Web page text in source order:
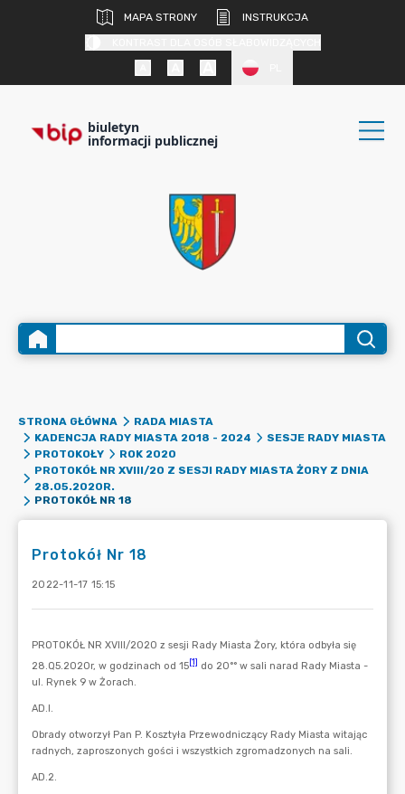
MAPA STRONY
INSTRUKCJA
biuletyn
informacji publicznej
STRONA GŁÓWNA
RADA MIASTA
KADENCJA RADY MIASTA 2018 - 2024
SESJE RADY MIASTA
PROTOKOŁY
ROK 2020
PROTOKÓŁ NR XVIII/20 Z SESJI RADY MIASTA ŻORY Z DNIA
28.05.2020R.
PROTOKÓŁ NR 18
Protokół Nr 18
2022-11-17 15:15